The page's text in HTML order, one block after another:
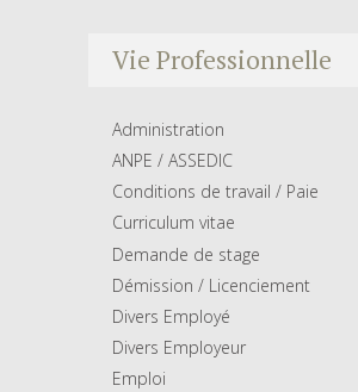
Vie Professionnelle
Administration
ANPE / ASSEDIC
Conditions de travail / Paie
Curriculum vitae
Demande de stage
Démission / Licenciement
Divers Employé
Divers Employeur
Emploi